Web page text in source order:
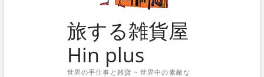
旅する雑貨屋
Hin plus
世界の手仕事と雑貨 ~ 世界中の素敵な